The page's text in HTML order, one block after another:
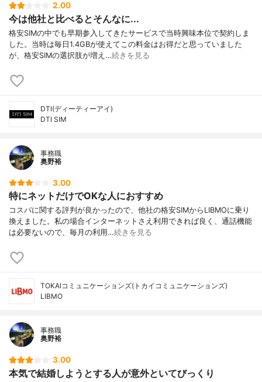
2.00
今は他社と比べるとそんなに...
格安SIMの中でも早期参入してきたサービスで当時興味本位で契約しま
した。当時は毎日1.4GBが使えてこの料金はお得だと思っていました
が、格安SIMの選択肢が増え…続きを見る
DTI(ディーティーアイ)
DTI SIM
事務職
奥野裕
3.00
特にネットだけでOKな人におすすめ
コスパに関する評判が良かったので、他社の格安SIMからLIBMOに乗り
換えました。私の場合インターネットさえ利用できれば良く、通話機能
は必要ないので、毎月の利用…続きを見る
TOKAIコミュニケーションズ(トカイコミュニケーションズ)
LIBMO
事務職
奥野裕
3.00
本気で結婚しようとする人が意外といてびっくり